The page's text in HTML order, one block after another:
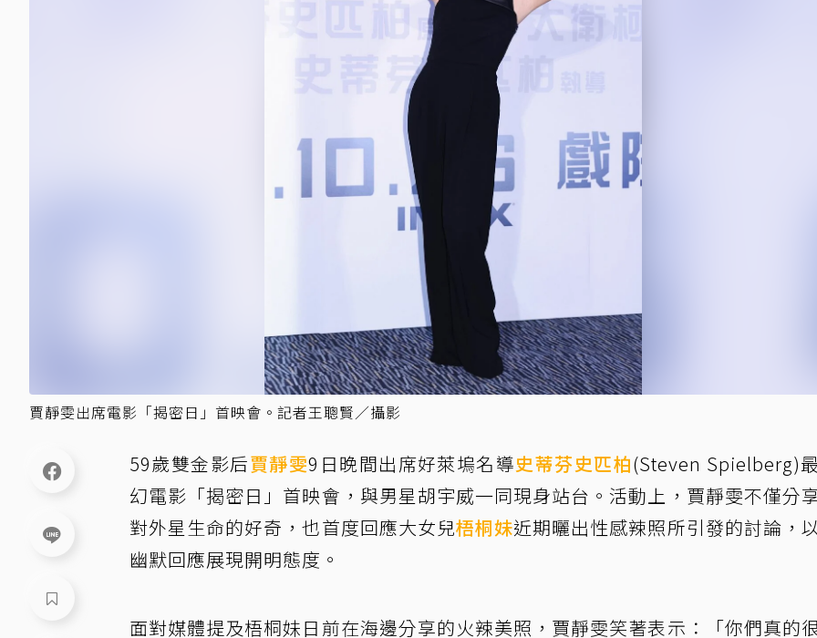
賈靜雯出席電影「揭密日」首映會。記者王聰賢／攝影
59歲雙金影后賈靜雯9日晚間出席好萊塢名導史蒂芬史匹柏(Steven Spielberg)
幻電影「揭密日」首映會，與男星胡宇威一同現身站台。活動上，賈靜雯不僅分
對外星生命的好奇，也首度回應大女兒梧桐妹近期曬出性感辣照所引發的討論，
幽默回應展現開明態度。
面對媒體提及梧桐妹日前在海邊分享的火辣美照，賈靜雯笑著表示：「你們真的